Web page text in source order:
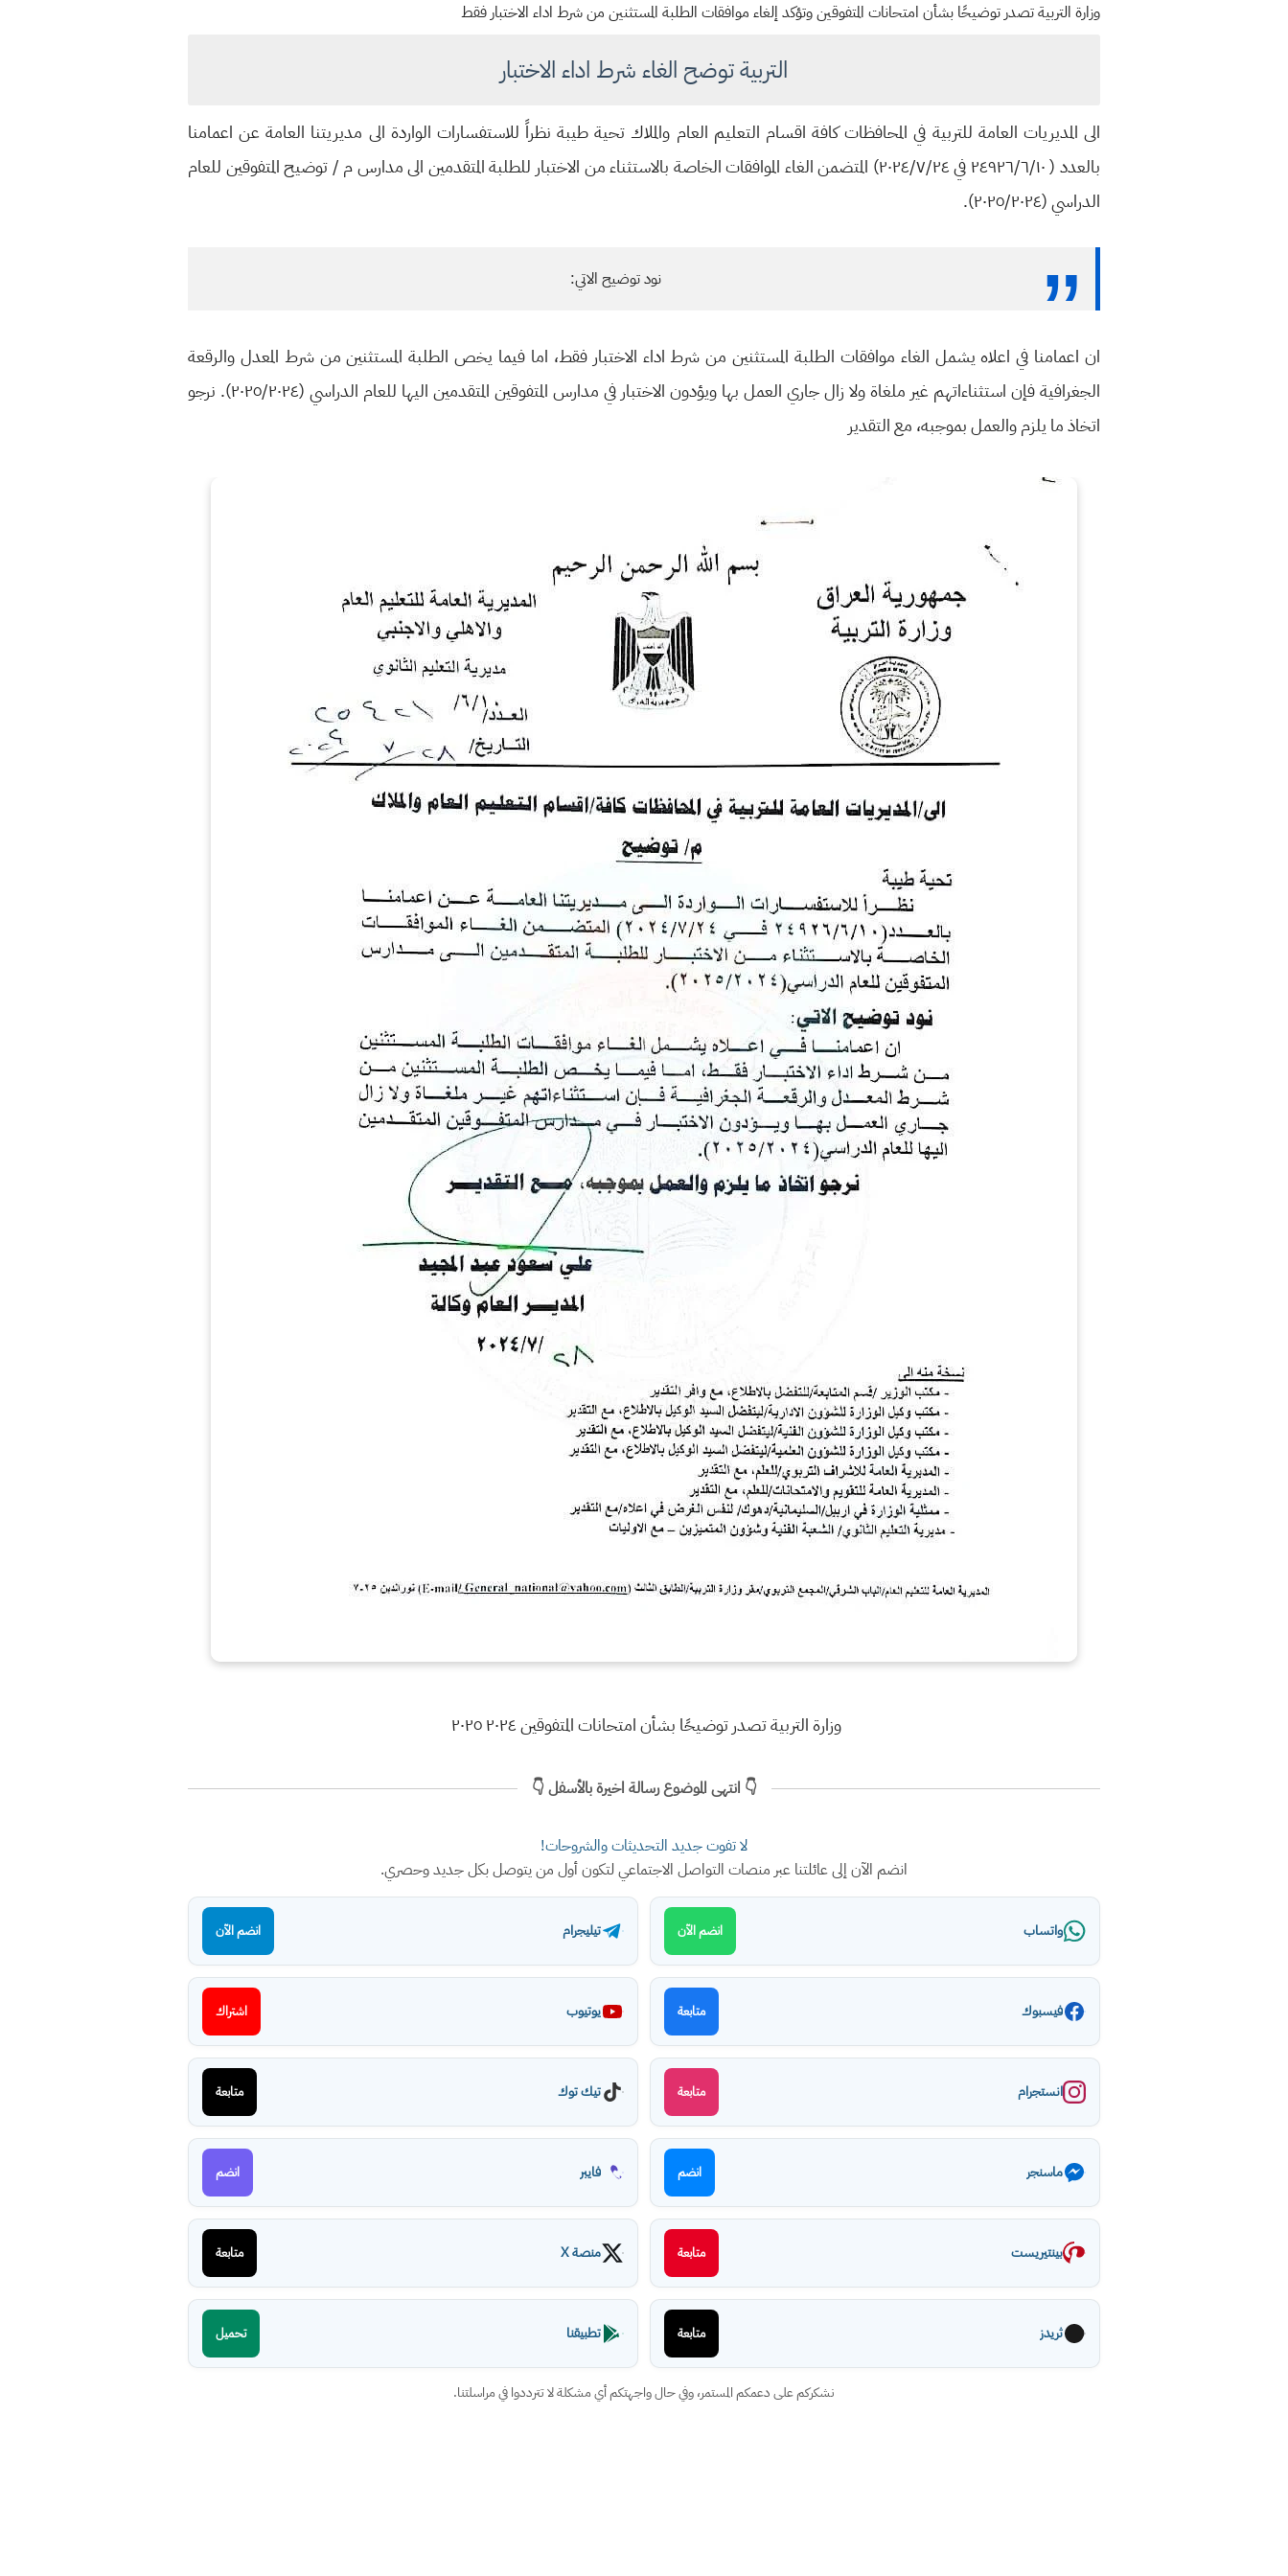
وزارة التربية تصدر توضيحًا بشأن امتحانات المتفوقين وتؤكد إلغاء موافقات الطلبة المستثنين من شرط اداء الاختبار فقط
التربية توضح الغاء شرط اداء الاختبار
الى المديريات العامة للتربية في المحافظات كافة اقسام التعليم العام والملاك تحية طيبة نظراً للاستفسارات الواردة الى مديريتنا العامة عن اعمامنا
بالعدد ( ٢٤٩٢٦/٦/١٠ في ٢٠٢٤/٧/٢٤) المتضمن الغاء الموافقات الخاصة بالاستثناء من الاختبار للطلبة المتقدمين الى مدارس م / توضيح المتفوقين للعام
الدراسي (٢٠٢٥/٢٠٢٤).
نود توضيح الاتي:
ان اعمامنا في اعلاه يشمل الغاء موافقات الطلبة المستثنين من شرط اداء الاختبار فقط، اما فيما يخص الطلبة المستثنين من شرط المعدل والرقعة
الجغرافية فإن استثناءاتهم غير ملغاة ولا زال جاري العمل بها ويؤدون الاختبار في مدارس المتفوقين المتقدمين اليها للعام الدراسي (٢٠٢٥/٢٠٢٤). نرجو
اتخاذ ما يلزم والعمل بموجبه، مع التقدير
وزارة التربية تصدر توضيحًا بشأن امتحانات المتفوقين ٢٠٢٤ ٢٠٢٥
👇 انتهى الموضوع رسالة اخيرة بالأسفل 👇
لا تفوت جديد التحديثات والشروحات!
انضم الآن إلى عائلتنا عبر منصات التواصل الاجتماعي لتكون أول من يتوصل بكل جديد وحصري.
واتساب انضم الآن تيليجرام انضم الآن
فيسبوك متابعة يوتيوب اشتراك
انستجرام متابعة تيك توك متابعة
ماسنجر انضم فايبر انضم
بينتيريست متابعة منصة X متابعة
ثريدز متابعة تطبيقنا تحميل
نشكركم على دعمكم المستمر، وفي حال واجهتكم أي مشكلة لا تترددوا في مراسلتنا.